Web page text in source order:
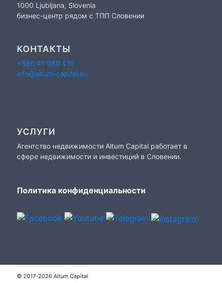
1000 Ljubljana, Slovenia
бизнес-центр рядом с ТПП Словении
КОНТАКТЫ
+386 41 980 410
info@altum-capital.eu
УСЛУГИ
Агентство недвижимости Altum Capital работает в
сфере недвижимости и инвестиций в Словении.
Политика конфиденциальности
© 2017-2026 Altum Capital